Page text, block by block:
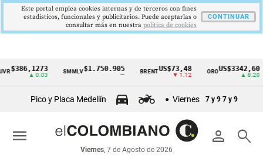
Cintillo
económicos
Colombia
▲ 0.03
SMMLV$1.750.905 BRENT US$73,48
▼ 1.12
ORO US$3342,60
Pico y Placa Medellín Viernes 7 y 9 7 y 9
person search
Viernes, 7 de Agosto de 2026
menu
Este portal emplea cookies internas y de terceros con fines
estadísticos, funcionales y publicitarios. Puede aceptarlas o
consultar más en nuestra politica de cookies
CONTINUAR